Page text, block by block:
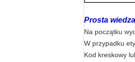
Prosta
Na początku
W przypadku
Kod kreskowy